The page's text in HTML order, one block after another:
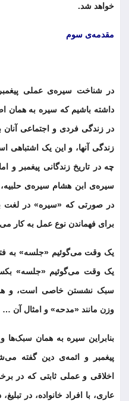
خواهد شد.
مقدمه‌ی سوم
در شناخت سیره‌ی عملی پیغمبر
داشته باشیم که سیره به همان
در زندگی فردی و اجتماعی
زندگی آنها، و این یک
چه در تاریخ زندگانی پیغمبر
سیره‌ی ابن هشام سیره‌ی
در صورتی که «سیره» در لغت
برای فهماندن نوع عمل به کار
یک وقت می‌گوئیم «جلسه» به
یک وقت می‌گوئیم «جلسه»
سبک نشستن خاصی است، و هم
وزن مانند «مدحه» و امثال آن …
بنابراین سیره به همان
پیغمبر و ائمه‌ی دین گفته
اخلاقی و عملی ثابتی که در
عاری، با افراد خانواده، در